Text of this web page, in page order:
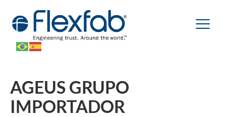
AGEUS GRUPO
IMPORTADOR